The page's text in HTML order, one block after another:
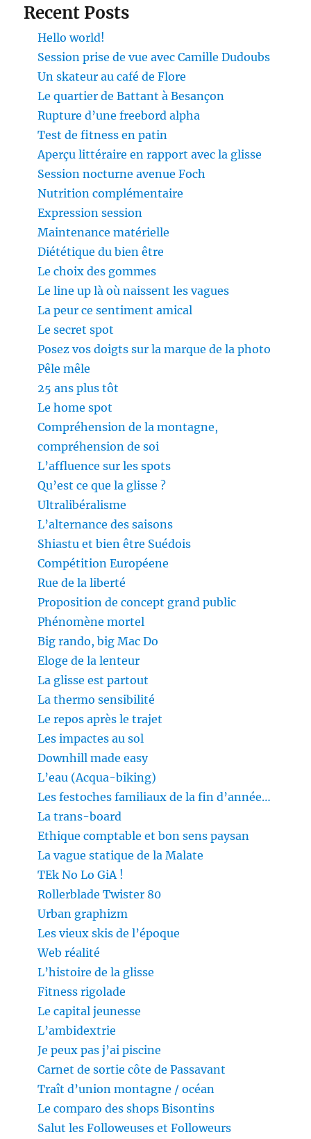
Recent Posts
Hello world!
Session prise de vue avec Camille Dudoubs
Un skateur au café de Flore
Le quartier de Battant à Besançon
Rupture d’une freebord alpha
Test de fitness en patin
Aperçu littéraire en rapport avec la glisse
Session nocturne avenue Foch
Nutrition complémentaire
Expression session
Maintenance matérielle
Diététique du bien être
Le choix des gommes
Le line up là où naissent les vagues
La peur ce sentiment amical
Le secret spot
Posez vos doigts sur la marque de la photo
Pêle mêle
25 ans plus tôt
Le home spot
Compréhension de la montagne,
compréhension de soi
L’affluence sur les spots
Qu’est ce que la glisse ?
Ultralibéralisme
L’alternance des saisons
Shiastu et bien être Suédois
Compétition Européene
Rue de la liberté
Proposition de concept grand public
Phénomène mortel
Big rando, big Mac Do
Eloge de la lenteur
La glisse est partout
La thermo sensibilité
Le repos après le trajet
Les impactes au sol
Downhill made easy
L’eau (Acqua-biking)
Les festoches familiaux de la fin d’année…
La trans-board
Ethique comptable et bon sens paysan
La vague statique de la Malate
TEk No Lo GiA !
Rollerblade Twister 80
Urban graphizm
Les vieux skis de l’époque
Web réalité
L’histoire de la glisse
Fitness rigolade
Le capital jeunesse
L’ambidextrie
Je peux pas j’ai piscine
Carnet de sortie côte de Passavant
Traît d’union montagne / océan
Le comparo des shops Bisontins
Salut les Followeuses et Followeurs